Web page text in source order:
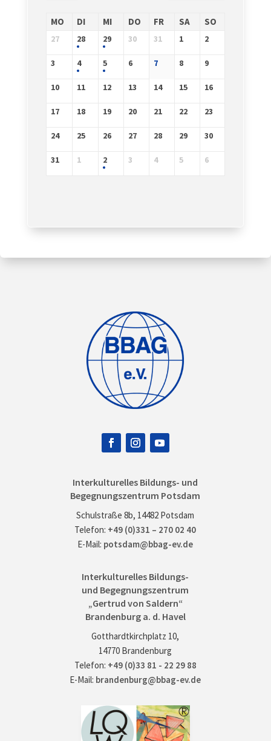
MO DI MI DO FR SA SO
27 28 29 30 31 1 2
3 4 5 6 7 8 9
10 11 12 13 14 15 16
17 18 19 20 21 22 23
24 25 26 27 28 29 30
31 1 2 3 4 5 6
Interkulturelles Bildungs- und
Begegnungszentrum Potsdam
Schulstraße 8b, 14482 Potsdam
Telefon: +49 (0)331 – 270 02 40
E-Mail: potsdam@bbag-ev.de
Interkulturelles Bildungs-
und Begegnungszentrum
„Gertrud von Saldern“
Brandenburg a. d. Havel
Gotthardtkirchplatz 10,
14770 Brandenburg
Telefon: +49 (0)33 81 - 22 29 88
E-Mail: brandenburg@bbag-ev.de